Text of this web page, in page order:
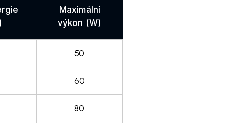
Maximální
výkon (W)
50
60
80